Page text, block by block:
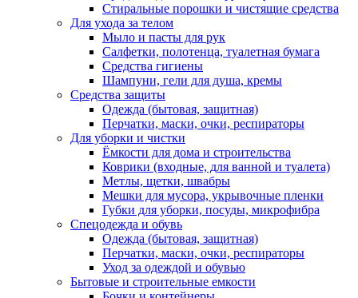
Стиральные порошки и чистящие средства
Для ухода за телом
Мыло и пасты для рук
Салфетки, полотенца, туалетная бумага
Средства гигиены
Шампуни, гели для душа, кремы
Средства защиты
Одежда (бытовая, защитная)
Перчатки, маски, очки, респираторы
Для уборки и чистки
Ёмкости для дома и строительства
Коврики (входные, для ванной и туалета)
Метлы, щетки, швабры
Мешки для мусора, укрывочные пленки
Губки для уборки, посуды, микрофибра
Спецодежда и обувь
Одежда (бытовая, защитная)
Перчатки, маски, очки, респираторы
Уход за одеждой и обувью
Бытовые и строительные емкости